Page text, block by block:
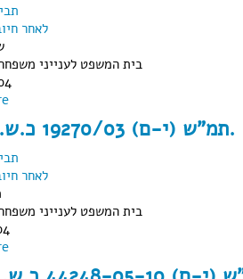
לאחר
בית המשפט לענייני
תמ"ש (י-ם) 19270/03 כ.ש. נ' כ.פ.
לאחר
בית המשפט לענייני